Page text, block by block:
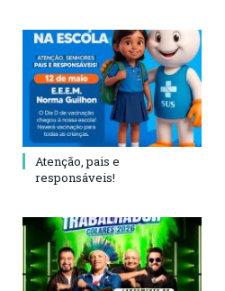
Atenção, pais e
responsáveis!